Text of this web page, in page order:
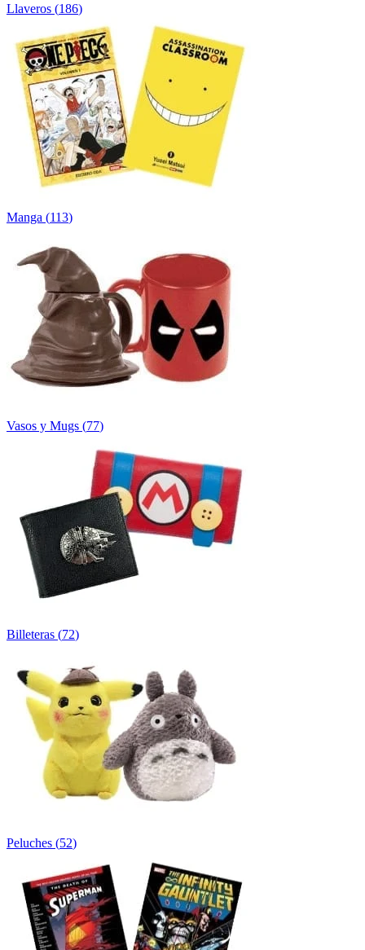
Llaveros (186)
Manga (113)
Vasos y Mugs (77)
Billeteras (72)
Peluches (52)